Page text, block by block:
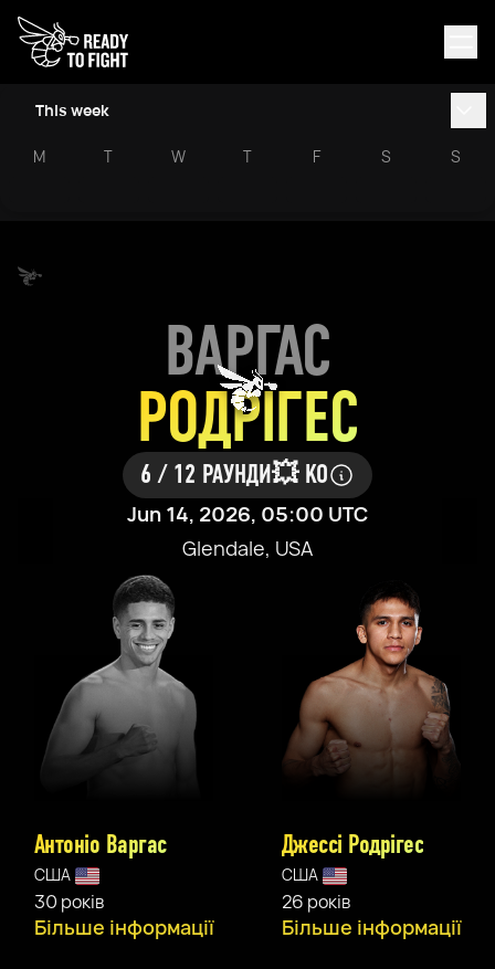
This week
M T W T F S S
ВАРГАС
РОДРІГЕС
6 / 12 РАУНДИ💥 KO
Jun 14, 2026, 05:00 UTC
Glendale, USA
Антоніо Варгас
США
30 років
Більше інформації
Джессі Родрігес
США
26 років
Більше інформації